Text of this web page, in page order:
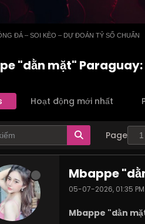
ĐÁ – SOI KÈO – DỰ ĐOÁN TỶ SỐ CHUẨN
"dằn mặt"
Hoạt động mới nhất
Page
Mbappe
05-07-2026, 01:35 PM
Mbappe "dằn